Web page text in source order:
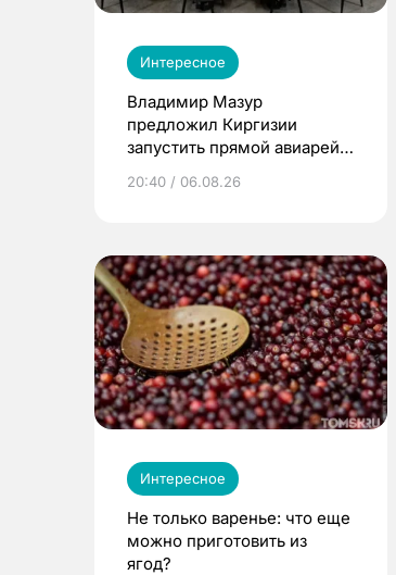
Интересное
Владимир Мазур
предложил Киргизии
запустить прямой авиарейс
20:40 / 06.08.26
Интересное
Не только варенье: что еще
можно приготовить из
ягод?